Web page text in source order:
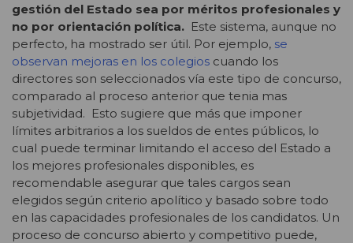
gestión del Estado sea por méritos profesionales y
no por orientación política. Este sistema, aunque no
perfecto, ha mostrado ser útil. Por ejemplo, se
observan mejoras en los colegios cuando los
directores son seleccionados vía este tipo de concurso,
comparado al proceso anterior que tenia mas
subjetividad. Esto sugiere que más que imponer
límites arbitrarios a los sueldos de entes públicos, lo
cual puede terminar limitando el acceso del Estado a
los mejores profesionales disponibles, es
recomendable asegurar que tales cargos sean
elegidos según criterio apolítico y basado sobre todo
en las capacidades profesionales de los candidatos. Un
proceso de concurso abierto y competitivo puede,